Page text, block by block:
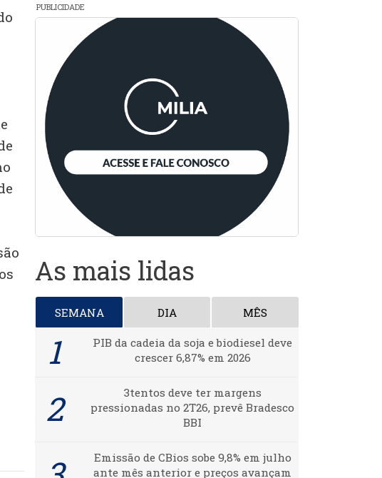
PUBLICIDADE
As mais lidas
SEMANA DIA MÊS
PIB da cadeia da soja e biodiesel deve
crescer 6,87% em 2026
3tentos deve ter margens
pressionadas no 2T26, prevê Bradesco
BBI
Emissão de CBios sobe 9,8% em julho
ante mês anterior e preços avançam